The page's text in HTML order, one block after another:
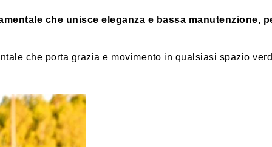
che unisce eleganza e bassa manutenzione,
che porta grazia e movimento in qualsiasi spazio